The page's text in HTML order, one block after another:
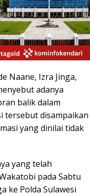
Naane, Izra Jinga,
adanya
balik dalam
tersebut disampaikan
yang dinilai tidak
yang telah
pada Sabtu
ke Polda Sulawesi